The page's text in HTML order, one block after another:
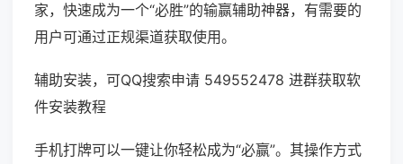
家，快速成为一个“必胜”的输赢辅助神器，有需要的
用户可通过正规渠道获取使用。
辅助安装，可QQ搜索申请 549552478 进群获取软
件安装教程
手机打牌可以一键让你轻松成为“必赢”。其操作方式